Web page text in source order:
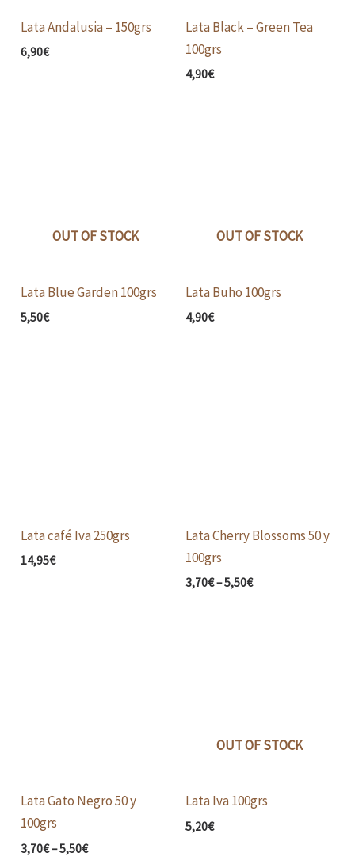
Lata Andalusia – 150grs
6,90€
Lata Black – Green Tea
100grs
4,90€
OUT OF STOCK
Lata Blue Garden 100grs
5,50€
OUT OF STOCK
Lata Buho 100grs
4,90€
Lata café Iva 250grs
14,95€
Lata Cherry Blossoms 50 y
100grs
3,70€–5,50€
Lata Gato Negro 50 y
100grs
3,70€–5,50€
OUT OF STOCK
Lata Iva 100grs
5,20€